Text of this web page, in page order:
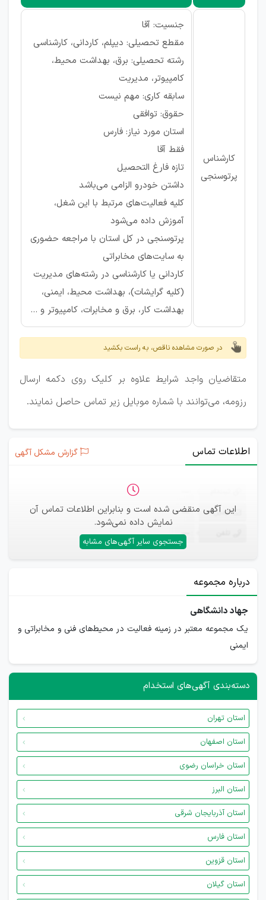
کارشناس
پرتوسنجی
جنسیت: آقا
مقطع تحصیلی: دیپلم، کاردانی، کارشناسی
رشته تحصیلی: برق، بهداشت محیط،
کامپیوتر، مدیریت
سابقه کاری: مهم نیست
حقوق: توافقی
استان مورد نیاز: فارس
فقط آقا
تازه فارغ التحصیل
داشتن خودرو الزامی می‌باشد
کلیه فعالیت‌های مرتبط با این شغل،
آموزش داده می‌شود
پرتوسنجی در کل استان با مراجعه حضوری
به سایت‌های مخابراتی
کاردانی یا کارشناسی در رشته‌های مدیریت
(کلیه گرایشات)، بهداشت محیط، ایمنی،
بهداشت کار، برق و مخابرات، کامپیوتر و ...
در صورت مشاهده ناقص، به راست بکشید
متقاضیان واجد شرایط علاوه بر کلیک روی دکمه ارسال
رزومه، می‌توانند با شماره موبایل زیر تماس حاصل نمایند.
اطلاعات تماس گزارش مشکل آگهی
این آگهی منقضی شده است و بنابراین اطلاعات تماس آن
نمایش داده نمی‌شود.
جستجوی سایر آگهی‌های مشابه
ایمیل —
—
درباره مجموعه
جهاد دانشگاهی
یک مجموعه معتبر در زمینه فعالیت در محیط‌های فنی و مخابراتی و
ایمنی
دسته‌بندی آگهی‌های استخدام
استان تهران
استان اصفهان
استان خراسان رضوی
استان البرز
استان آذربایجان شرقی
استان فارس
استان قزوین
استان گیلان